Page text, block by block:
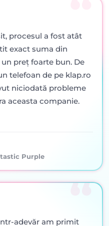
procesul a fost atât
exact suma din
preț foarte bun. De
telefoan de pe klap.ro
niciodată probleme
aceasta companie.
Purple
adevăr am primit